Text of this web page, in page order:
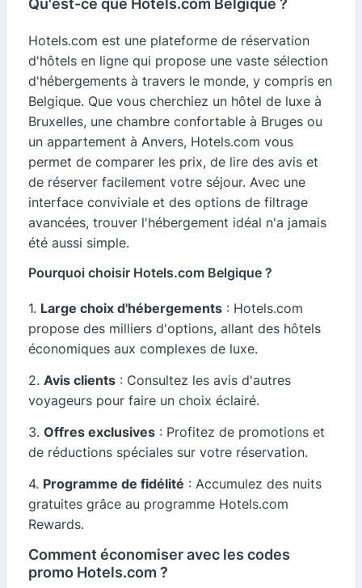
Qu'est-ce que Hotels.com Belgique ?
Hotels.com est une plateforme de réservation
d'hôtels en ligne qui propose une vaste sélection
d'hébergements à travers le monde, y compris en
Belgique. Que vous cherchiez un hôtel de luxe à
Bruxelles, une chambre confortable à Bruges ou
un appartement à Anvers, Hotels.com vous
permet de comparer les prix, de lire des avis et
de réserver facilement votre séjour. Avec une
interface conviviale et des options de filtrage
avancées, trouver l'hébergement idéal n'a jamais
été aussi simple.
Pourquoi choisir Hotels.com Belgique ?
1. Large choix d'hébergements : Hotels.com
propose des milliers d'options, allant des hôtels
économiques aux complexes de luxe.
2. Avis clients : Consultez les avis d'autres
voyageurs pour faire un choix éclairé.
3. Offres exclusives : Profitez de promotions et
de réductions spéciales sur votre réservation.
4. Programme de fidélité : Accumulez des nuits
gratuites grâce au programme Hotels.com
Rewards.
Comment économiser avec les codes
promo Hotels.com ?